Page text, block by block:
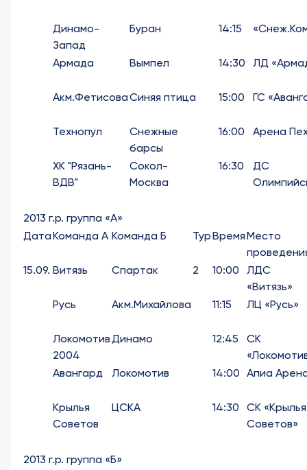
Динамо-
Запад
Буран 14:15
Армада Вымпел 14:30 ЛД
Акм.ФетисоваСиняя птица 15:00 ГС
Технопул
Снежные
барсы
16:00 Арена
ХК "Рязань-
ВДВ"
Сокол-
Москва
16:30
ДС
2013 г.р. группа «А»
ДатаКоманда А Команда Б ТурВремяМесто
15.09. Витязь Спартак 2 10:00
ЛДС
«Витязь»
Русь
Акм.Михайлова 11:15 ЛЦ «Русь»
Локомотив
2004
Динамо 12:45
СК
Авангард
Локомотив 14:00 Апиа
Крылья
Советов
ЦСКА 14:30
СК «Крылья
Советов»
2013 г.р. группа «Б»